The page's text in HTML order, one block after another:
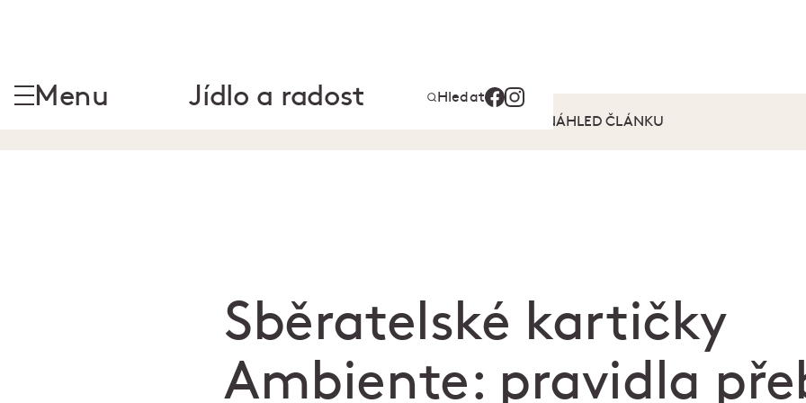
Menu Jídlo a radost
Hledat
NÁHLED ČLÁNKU
Sběratelské kartičky
Ambiente: pravidla